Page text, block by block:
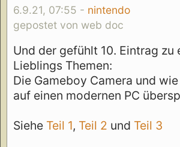
6.9.21, 07:55 - nintendo
gepostet von web doc
Und der gefühlt 10. Eintrag zu
Lieblings Themen:
Die Gameboy Camera und
auf einen modernen PC
Siehe Teil 1, Teil 2 und Teil 3